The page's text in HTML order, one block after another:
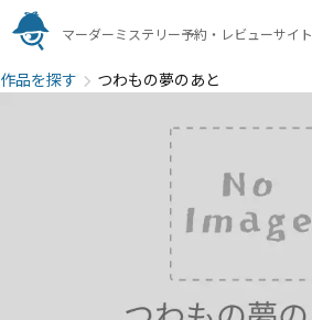
マーダーミステリー予約・レビューサイト
作品を探す つわもの夢のあと